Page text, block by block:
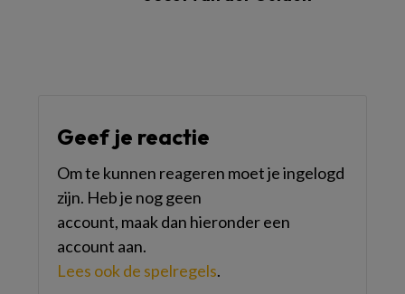
Geef je reactie
Om te kunnen reageren moet je ingelogd
zijn. Heb je nog geen
account, maak dan hieronder een
account aan.
Lees ook de spelregels.